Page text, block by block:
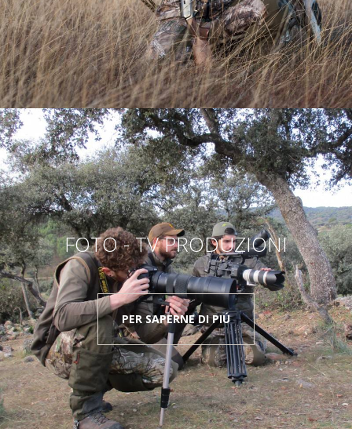
FOTO - TV PRODUZIONI
PER SAPERNE DI PIÚ